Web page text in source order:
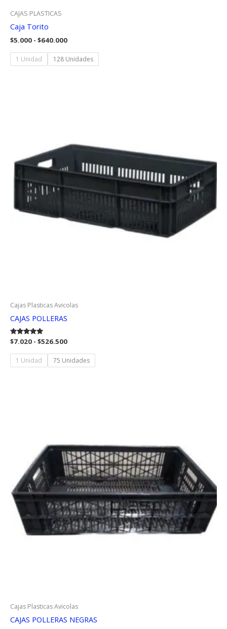
CAJAS PLASTICAS
Caja Torito
$5.000 - $640.000Rango
precios:
desde
1 Unidad 128 Unidades
Cajas Plasticas Avicolas
CAJAS POLLERAS
Valorado
5.00
de 5
$7.020 - $526.500Rango
precios:
desde
1 Unidad 75 Unidades
Cajas Plasticas Avicolas
CAJAS POLLERAS NEGRAS